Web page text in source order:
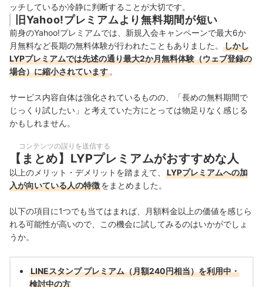
ッチしているか冷静に判断することが大切です。
旧Yahoo!プレミアムより無料期間が短い
前身のYahoo!プレミアムでは、新規入会キャンペーンで最大6か
月無料など長期の無料体験が行われたこともありました。
しかし
LYPプレミアムでは先述の通り最大2か月無料体験（ウェブ登録の
場合）に縮小されています。
サービス内容自体は強化されているものの、「長めの無料期間で
じっくり試したい」と考えていた方にとっては物足りなく感じる
かもしれません。
コンテンツの誤りを送信する
【まとめ】LYPプレミアムがおすすめな人
以上のメリット・デメリットを踏まえて、
LYPプレミアムへの加
入が向いている人の特徴をまとめました。
以下の項目に1つでも当てはまれば、月額料金以上の価値を感じら
れる可能性が高いので、この機会に試してみるのはいかがでしょ
うか。
LINEスタンプ プレミアム（月額240円相当）を利用中・
検討中の方